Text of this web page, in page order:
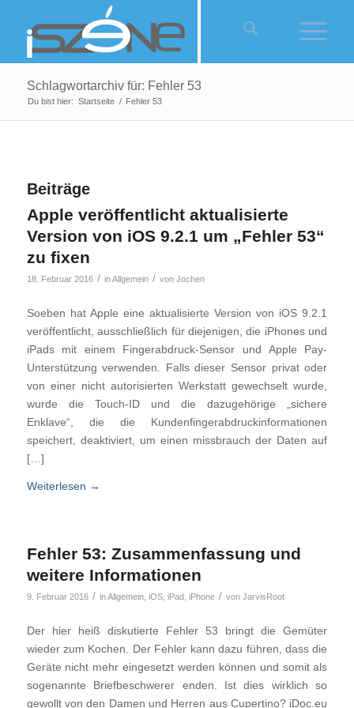
Schlagwortarchiv für: Fehler 53
Du bist hier: Startseite / Fehler 53
Beiträge
Apple veröffentlicht aktualisierte
Version von iOS 9.2.1 um „Fehler 53“
zu fixen
18. Februar 2016 / inAllgemein / von Jochen
Soeben hat Apple eine aktualisierte Version von iOS 9.2.1
veröffentlicht, ausschließlich für diejenigen, die iPhones und
iPads mit einem Fingerabdruck-Sensor und Apple Pay-
Unterstützung verwenden. Falls dieser Sensor privat oder
von einer nicht autorisierten Werkstatt gewechselt wurde,
wurde die Touch-ID und die dazugehörige „sichere
Enklave“, die die Kundenfingerabdruckinformationen
speichert, deaktiviert, um einen missbrauch der Daten auf
[…]
Weiterlesen →
Fehler 53: Zusammenfassung und
weitere Informationen
9. Februar 2016 / inAllgemein, iOS, iPad, iPhone / von JarvisRoot
Der hier heiß diskutierte Fehler 53 bringt die Gemüter
wieder zum Kochen. Der Fehler kann dazu führen, dass die
Geräte nicht mehr eingesetzt werden können und somit als
sogenannte Briefbeschwerer enden. Ist dies wirklich so
gewollt von den Damen und Herren aus Cupertino? iDoc.eu